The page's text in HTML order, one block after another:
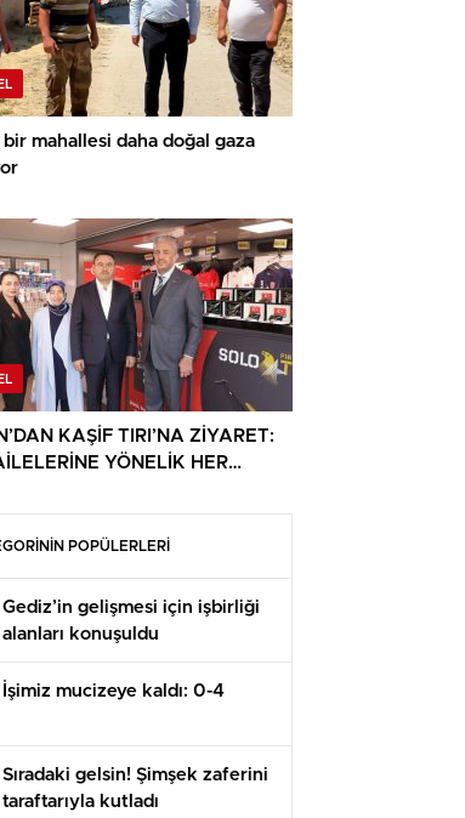
bir mahallesi daha doğal gaza
KAŞİF TIRI’NA ZİYARET:
YÖNELİK HER
POPÜLERLERİ
Gediz’in gelişmesi için işbirliği
alanları konuşuldu
İşimiz mucizeye kaldı: 0-4
Sıradaki gelsin! Şimşek zaferini
taraftarıyla kutladı